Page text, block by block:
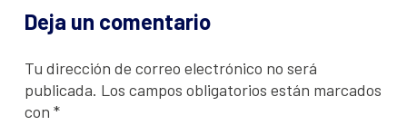
Deja un comentario
Tu dirección de correo electrónico no será
publicada. Los campos obligatorios están marcados
con *